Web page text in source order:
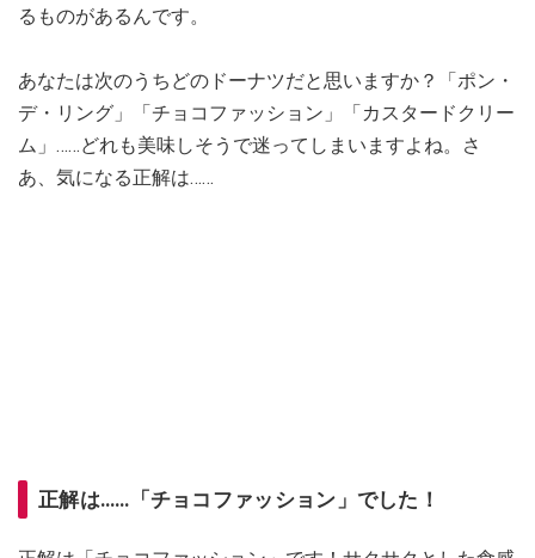
るものがあるんです。
あなたは次のうちどのドーナツだと思いますか？「ポン・
デ・リング」「チョコファッション」「カスタードクリー
ム」……どれも美味しそうで迷ってしまいますよね。さ
あ、気になる正解は……
正解は……「チョコファッション」でした！